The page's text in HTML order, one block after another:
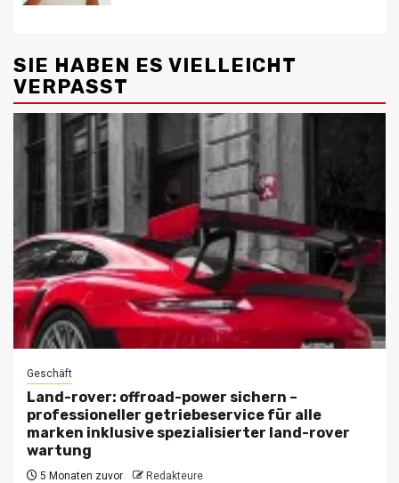
SIE HABEN ES VIELLEICHT
VERPASST
Geschäft
Land-rover: offroad-power sichern –
professioneller getriebeservice für alle
marken inklusive spezialisierter land-rover
wartung
5 Monaten zuvor Redakteure